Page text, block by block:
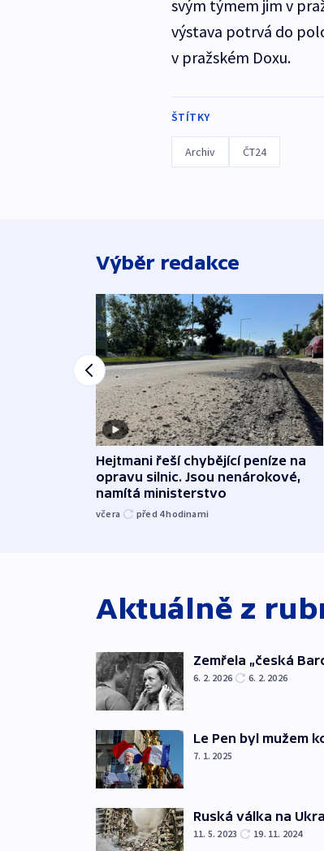
svým týmem jim v
výstava potrvá do
v pražském Doxu.
ŠTÍTKY
Archiv ČT24
Výběr redakce
Hejtmani řeší chybějící peníze na
opravu silnic. Jsou nenárokové,
namítá ministerstvo
včera před 4hodinami
Aktuálně z
Zemřela „česká
6. 2. 2026 6. 2. 2026
Le Pen byl mužem
7. 1. 2025
Ruská válka na
11. 5. 2023 19. 11. 2024